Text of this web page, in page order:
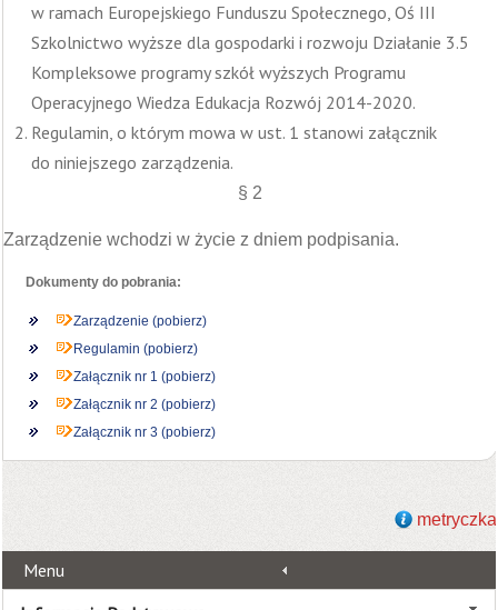
w ramach Europejskiego Funduszu Społecznego, Oś III
Szkolnictwo wyższe dla gospodarki i rozwoju Działanie 3.5
Kompleksowe programy szkół wyższych Programu
Operacyjnego Wiedza Edukacja Rozwój 2014-2020.
Regulamin, o którym mowa w ust. 1 stanowi załącznik
do niniejszego zarządzenia.
§ 2
Zarządzenie wchodzi w życie z dniem podpisania.
Dokumenty do pobrania:
Zarządzenie (pobierz)
Regulamin (pobierz)
Załącznik nr 1 (pobierz)
Załącznik nr 2 (pobierz)
Załącznik nr 3 (pobierz)
metryczka
Menu